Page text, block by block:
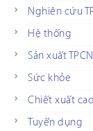
Nghiên cứu
Hệ thống
Sản xuất TPCN
Sức khỏe
Chiết xuất
Tuyển dụng